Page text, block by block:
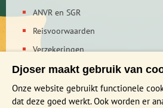
ANVR en SGR
Reisvoorwaarden
Verzekeringen
Reis en boek met Djoser zekerheid
Privacy verklaring
Djoser maakt gebruik van
Onze website gebruikt functionele
dat deze goed werkt. Ook worden er